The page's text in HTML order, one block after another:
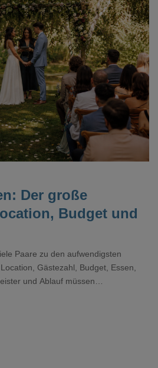
Loading...
Der große
Budget und
Paare zu den aufwendigsten
Gästezahl, Budget, Essen,
und Ablauf müssen
Tag gut organisiert ist und trotzdem